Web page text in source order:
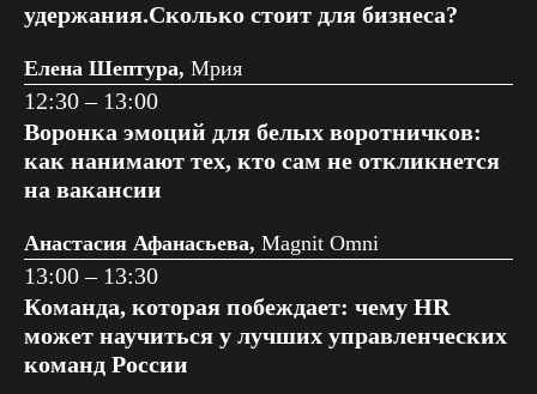
удержания.Сколько стоит для бизнеса?
Елена Шептура, Мрия
12:30 – 13:00
Воронка эмоций для белых воротничков:
как нанимают тех, кто сам не откликнется
на вакансии
Анастасия Афанасьева, Magnit Omni
13:00 – 13:30
Команда, которая побеждает: чему HR
может научиться у лучших управленческих
команд России